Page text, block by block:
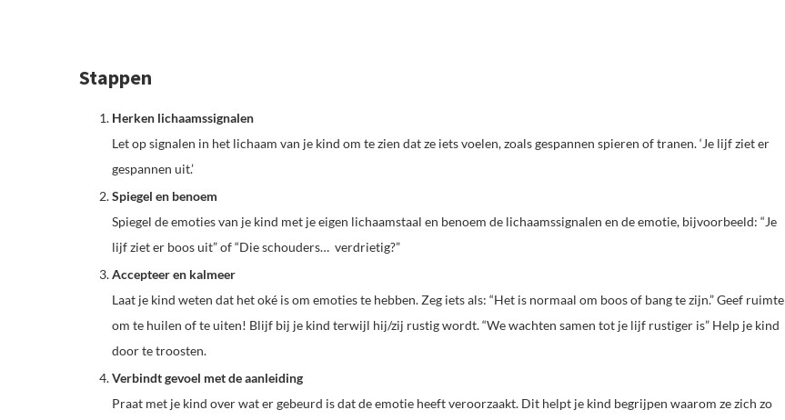
Stappen
Herken lichaamssignalen
Let op signalen in het lichaam van je kind om te zien dat ze iets voelen, zoals gespannen spieren of tranen. ‘Je lijf ziet er
gespannen uit.’
Spiegel en benoem
Spiegel de emoties van je kind met je eigen lichaamstaal en benoem de lichaamssignalen en de emotie, bijvoorbeeld: “Je
lijf ziet er boos uit” of “Die schouders… verdrietig?”
Accepteer en kalmeer
Laat je kind weten dat het oké is om emoties te hebben. Zeg iets als: “Het is normaal om boos of bang te zijn.” Geef ruimte
om te huilen of te uiten! Blijf bij je kind terwijl hij/zij rustig wordt. “We wachten samen tot je lijf rustiger is” Help je kind
door te troosten.
Verbindt gevoel met de aanleiding
Praat met je kind over wat er gebeurd is dat de emotie heeft veroorzaakt. Dit helpt je kind begrijpen waarom ze zich zo